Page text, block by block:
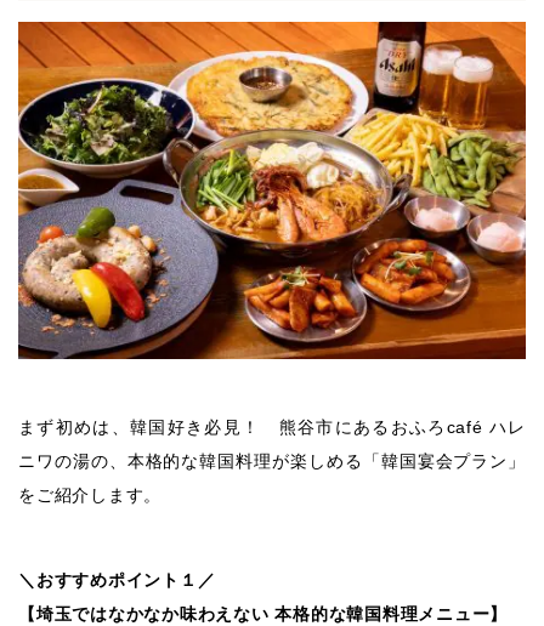
まず初めは、韓国好き必見！ 熊谷市にあるおふろcafé ハレ
ニワの湯の、本格的な韓国料理が楽しめる「韓国宴会プラン」
をご紹介します。
＼おすすめポイント１／
【埼玉ではなかなか味わえない 本格的な韓国料理メニュー】